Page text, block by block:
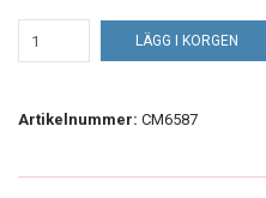
LÄGG I KORGEN
Artikelnummer: CM6587